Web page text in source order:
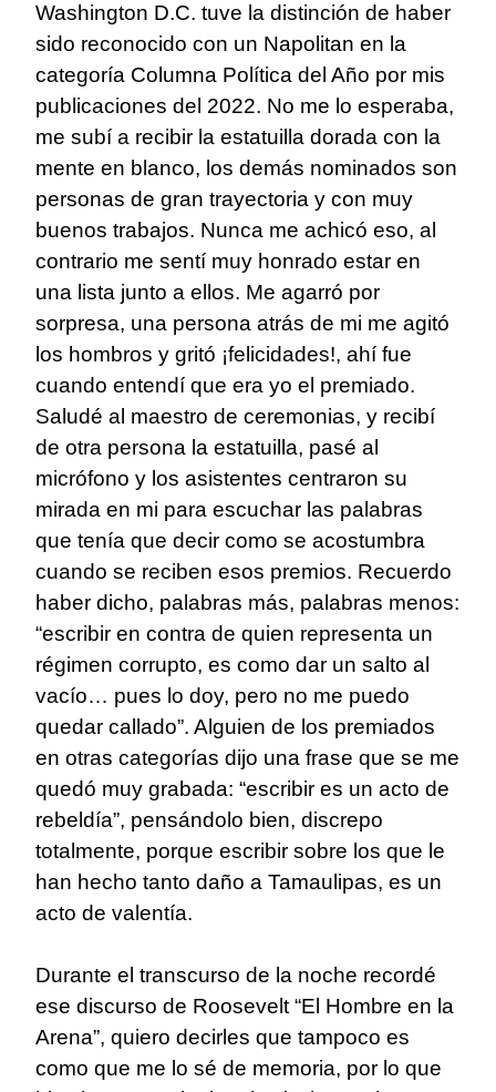
Washington D.C. tuve la distinción de haber
sido reconocido con un Napolitan en la
categoría Columna Política del Año por mis
publicaciones del 2022. No me lo esperaba,
me subí a recibir la estatuilla dorada con la
mente en blanco, los demás nominados son
personas de gran trayectoria y con muy
buenos trabajos. Nunca me achicó eso, al
contrario me sentí muy honrado estar en
una lista junto a ellos. Me agarró por
sorpresa, una persona atrás de mi me agitó
los hombros y gritó ¡felicidades!, ahí fue
cuando entendí que era yo el premiado.
Saludé al maestro de ceremonias, y recibí
de otra persona la estatuilla, pasé al
micrófono y los asistentes centraron su
mirada en mi para escuchar las palabras
que tenía que decir como se acostumbra
cuando se reciben esos premios. Recuerdo
haber dicho, palabras más, palabras menos:
“escribir en contra de quien representa un
régimen corrupto, es como dar un salto al
vacío… pues lo doy, pero no me puedo
quedar callado”. Alguien de los premiados
en otras categorías dijo una frase que se me
quedó muy grabada: “escribir es un acto de
rebeldía”, pensándolo bien, discrepo
totalmente, porque escribir sobre los que le
han hecho tanto daño a Tamaulipas, es un
acto de valentía.
Durante el transcurso de la noche recordé
ese discurso de Roosevelt “El Hombre en la
Arena”, quiero decirles que tampoco es
como que me lo sé de memoria, por lo que